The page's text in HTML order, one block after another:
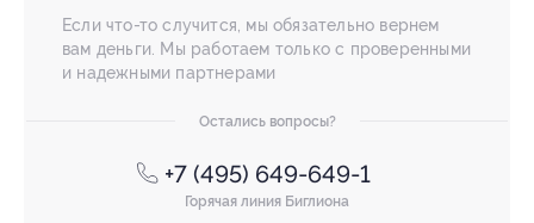
Если что-то случится, мы обязательно вернем
вам деньги. Мы работаем только с проверенными
и надежными партнерами
Остались вопросы?
+7 (495) 649-649-1
Горячая линия Биглиона